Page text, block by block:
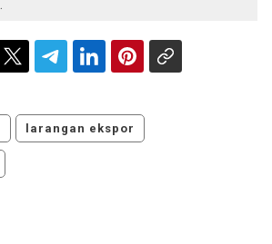
larangan ekspor